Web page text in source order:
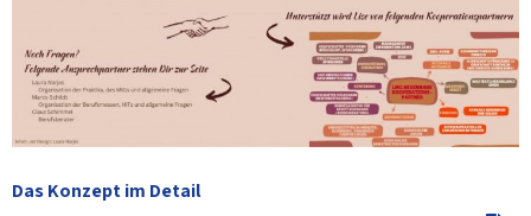
Das Konzept im Detail